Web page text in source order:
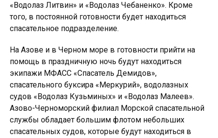
«Водолаз Литвин» и «Водолаз Чебаненко». Кроме
того, в постоянной готовности будет находиться
спасательное подразделение.
На Азове и в Черном море в готовности прийти на
помощь в праздничную ночь будут находиться
экипажи МФАСС «Спасатель Демидов»,
спасательного буксира «Меркурий», водолазных
судов «Водолаз Кузьминых» и «Водолаз Малеев».
Азово-Черноморский филиал Морской спасательной
службы обладает большим флотом небольших
спасательных судов, которые будут находиться в